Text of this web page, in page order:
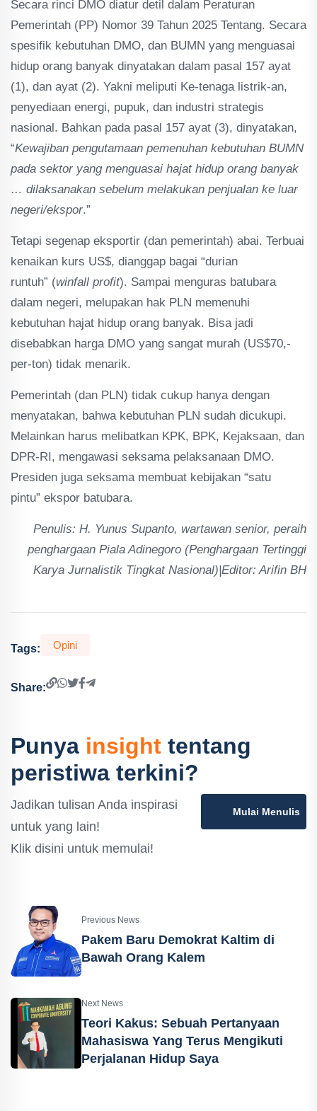
Secara rinci DMO diatur detil dalam Peraturan
Pemerintah (PP) Nomor 39 Tahun 2025 Tentang. Secara
spesifik kebutuhan DMO, dan BUMN yang menguasai
hidup orang banyak dinyatakan dalam pasal 157 ayat
(1), dan ayat (2). Yakni meliputi Ke-tenaga listrik-an,
penyediaan energi, pupuk, dan industri strategis
nasional. Bahkan pada pasal 157 ayat (3), dinyatakan,
“Kewajiban pengutamaan pemenuhan kebutuhan BUMN
pada sektor yang menguasai hajat hidup orang banyak
… dilaksanakan sebelum melakukan penjualan ke luar
negeri/ekspor.”
Tetapi segenap eksportir (dan pemerintah) abai. Terbuai
kenaikan kurs US$, dianggap bagai “durian
runtuh” (winfall profit). Sampai menguras batubara
dalam negeri, melupakan hak PLN memenuhi
kebutuhan hajat hidup orang banyak. Bisa jadi
disebabkan harga DMO yang sangat murah (US$70,-
per-ton) tidak menarik.
Pemerintah (dan PLN) tidak cukup hanya dengan
menyatakan, bahwa kebutuhan PLN sudah dicukupi.
Melainkan harus melibatkan KPK, BPK, Kejaksaan, dan
DPR-RI, mengawasi seksama pelaksanaan DMO.
Presiden juga seksama membuat kebijakan “satu
pintu” ekspor batubara.
Penulis: H. Yunus Supanto, wartawan senior, peraih
penghargaan Piala Adinegoro (Penghargaan Tertinggi
Karya Jurnalistik Tingkat Nasional)|Editor: Arifin BH
Tags: Opini
Share:
Punya insight tentang
peristiwa terkini?
Jadikan tulisan Anda inspirasi
untuk yang lain!
Klik disini untuk memulai!
Mulai Menulis
Previous News
Pakem Baru Demokrat Kaltim di
Bawah Orang Kalem
Next News
Teori Kakus: Sebuah Pertanyaan
Mahasiswa Yang Terus Mengikuti
Perjalanan Hidup Saya